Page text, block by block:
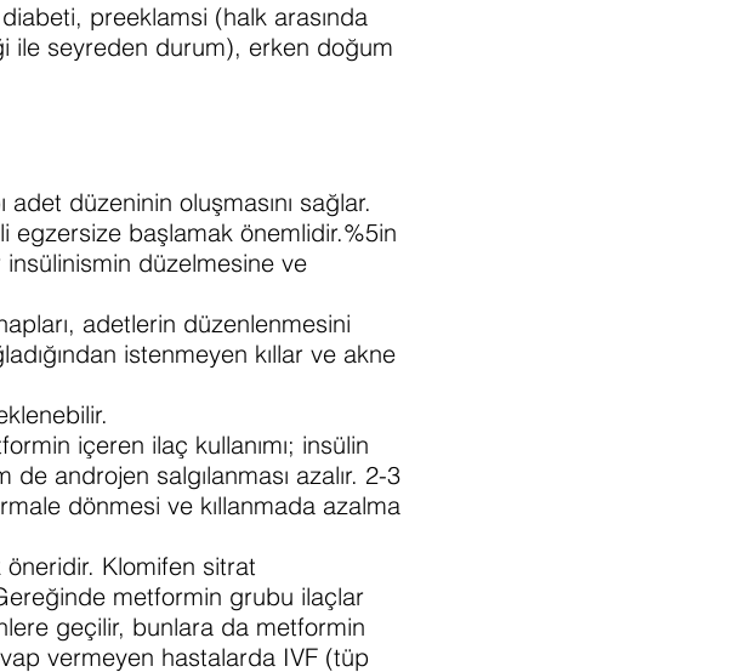
preeklamsi (halk arasında
ile seyreden durum), erken doğum
düzeninin oluşmasını sağlar.
egzersize başlamak önemlidir.%5in
düzelmesine ve
adetlerin düzenlenmesini
istenmeyen kıllar ve akne
içeren ilaç kullanımı; insülin
androjen salgılanması azalır. 2-3
dönmesi ve kıllanmada azalma
Klomifen sitrat
metformin grubu ilaçlar
geçilir, bunlara da metformin
vermeyen hastalarda IVF (tüp